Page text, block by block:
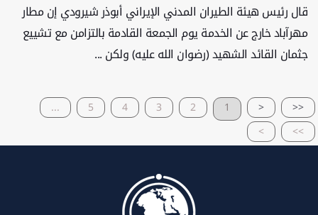
قال رئيس هيئة الطيران المدني الإيراني أبوذر شيرودي إن مطار
مهرآباد خارج عن الخدمة يوم الجمعة القادمة بالتزامن مع تشييع
جثمان القائد الشهيد (رضوان الله عليه) ولكن ...
<<
<
1
2
3
4
5
...
>
>>